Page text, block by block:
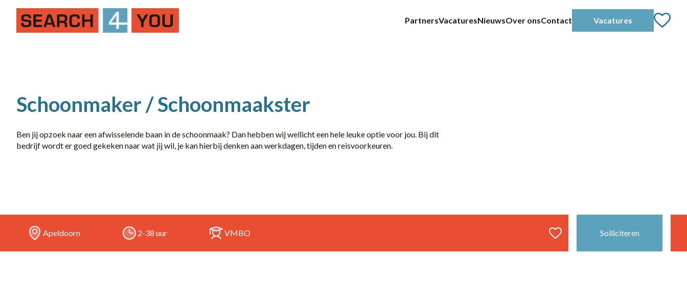
PartnersVacaturesNieuwsOver onsContact Vacatures
Schoonmaker / Schoonmaakster
Ben jij opzoek naar een afwisselende baan in de schoonmaak? Dan hebben wij wellicht een hele leuke optie voor jou. Bij dit
bedrijf wordt er goed gekeken naar wat jij wil, je kan hierbij denken aan werkdagen, tijden en reisvoorkeuren.
Apeldoorn 2-38 uur VMBO Solliciteren
dienstverband